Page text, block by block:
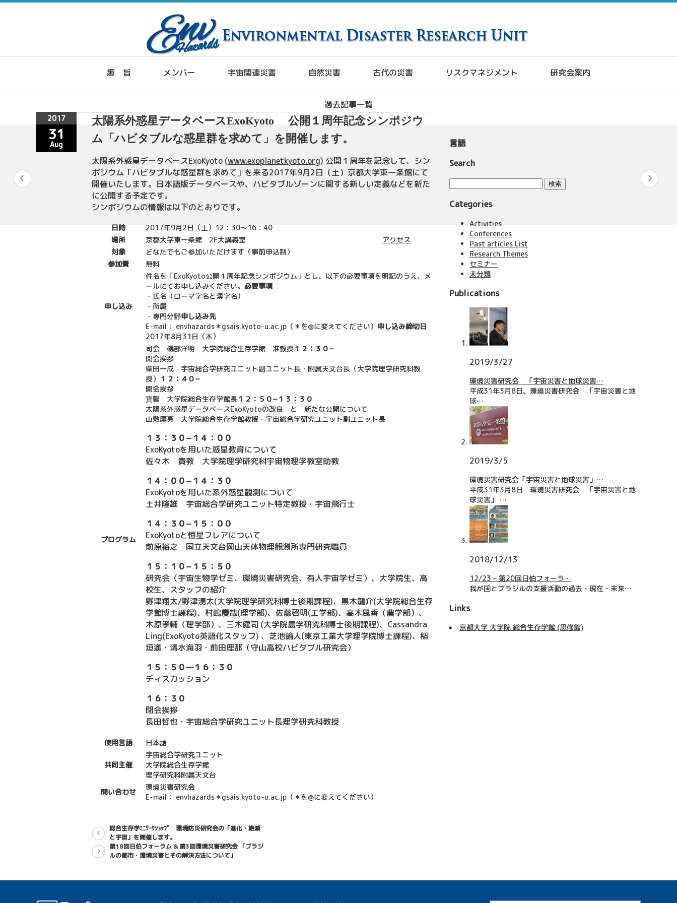
趣 旨 メンバー 宇宙関連災害 自然災害 古代の災害 リスクマネジメント 研究会案内
過去記事一覧
2017
31
Aug
太陽系外惑星データベースExoKyoto 公開１周年記念シンポジウ
ム「ハビタブルな惑星群を求めて」を開催します。
太陽系外惑星データベースExoKyoto (www.exoplanetkyoto.org) 公開１周年を記念して、シン
ポジウム「ハビタブルな惑星群を求めて」を来る2017年9月2日（土）京都大学東一条館にて
開催いたします。日本語版データベースや、ハビタブルゾーンに関する新しい定義などを新た
に公開する予定です。
シンポジウムの情報は以下のとおりです。
日時
2017年9月2日（土）12：30〜16：40
場所
京都大学東一条館 2F大講義室
アクセス
対象
どなたでもご参加いただけます（事前申込制）
参加費
無料
申し込み
件名を「ExoKyoto公開１周年記念シンポジウム」とし、以下の必要事項を明記のうえ、メ
ールにてお申し込みください。 必要事項
・氏名（ローマ字名と漢字名）
・所属
・専門分野申し込み先
E-mail： envhazards＊gsais.kyoto-u.ac.jp（＊を@に変えてください） 申し込み締切日
2017年8月31日（木）
プログラム
司会 磯部洋明 大学院総合生存学館 准教授１２：３０−
開会挨拶
柴田一成 宇宙総合学研究ユニット副ユニット長・附属天文台長（大学院理学研究科教
授） １２：４０−
開会挨拶
寶馨 大学院総合生存学館長１２：５０−１３：３０
太陽系外惑星データベースExoKyotoの改良 と 新たな公開について
山敷庸亮 大学院総合生存学館教授・宇宙総合学研究ユニット副ユニット長
１３：３０−１４：００
ExoKyotoを用いた惑星教育について
佐々木 貴教 大学院理学研究科宇宙物理学教室助教
１４：００−１４：３０
ExoKyotoを用いた系外惑星観測について
土井隆雄 宇宙総合学研究ユニット特定教授・宇宙飛行士
１４：３０−１５：００
ExoKyotoと恒星フレアについて
前原裕之 国立天文台岡山天体物理観測所専門研究職員
１５：１０−１５：５０
研究会（宇宙生物学ゼミ、環境災害研究会、有人宇宙学ゼミ）、大学院生、高
校生、スタッフの紹介
野津翔太/野津湧太(大学院理学研究科博士後期課程)、黒木龍介(大学院総合生存
学館博士課程)、村嶋慶哉(理学部)、佐藤啓明(工学部)、高木風香（農学部）、
木原孝輔（理学部）、三木健司 (大学院農学研究科博士後期課程)、Cassandra
Ling(ExoKyoto英語化スタッフ) 、芝池諭人(東京工業大学理学院博士課程)、稲
垣遙・清水海羽・前田理那（守山高校ハビタブル研究会）
１５：５０—１６：３０
ディスカッション
１６：３０
閉会挨拶
長田哲也・宇宙総合学研究ユニット長理学研究科教授
使用言語 日本語
共同主催
宇宙総合学研究ユニット
大学院総合生存学館
理学研究科附属天文台
問い合わせ
環境災害研究会
E-mail： envhazards＊gsais.kyoto-u.ac.jp（＊を@に変えてください）
総合生存学ﾐﾆﾜｰｸｼｮｯﾌﾟ 環境防災研究会の「進化・絶滅
と宇宙」を開催します。
第18回日伯フォーラム & 第3回環境災害研究会 「ブラジ
ルの都市・環境災害とその解決方法について」
言語
Search
Categories
Activities
Conferences
Past articles List
Research Themes
セミナー
未分類
Publications
2019/3/27
環境災害研究会 「宇宙災害と地球災害…
平成31年3月8日、環境災害研究会 「宇宙災害と地
球…
2019/3/5
環境災害研究会「宇宙災害と地球災害」…
平成31年3月8日 環境災害研究会 「宇宙災害と地
球災害」 …
2018/12/13
12/23 – 第20回日伯フォーラ…
我が国とブラジルの支援活動の過去・現在・未来…
Links
京都大学 大学院 総合生存学館 (思修館)
環境災害研究会「宇宙災害と地
ハビタブル惑星とテラフォーミ
Recently completed p…
12/23 – 第20回日伯フォーラ
YOXO FESTIVAL2024 YO…
第一回 総合生存学館 環境災害
研究会 講…
第一回 総合生存学館 環境災害
研究会 講…
新しく発見された気候変動現象
とその発生予…
ハビタブルな水惑星 地球 そ
して第二の地…
環境災害研究会「宇宙災害と地
球災害」 E…
ハビタブル惑星とテラフォーミ
Recently completed p…
12/23 – 第20回日伯フォーラ
ム&…
YOXO FESTIVAL2024 YO…
第一回 総合生存学館 環境災害
研究会 講…
第一回 総合生存学館 環境災害
研究会 講…
新しく発見された気候変動現象
とその発生予…
ハビタブルな水惑星 地球 そ
して第二の地…
環境災害研究会「宇宙災害と地
球災害」 E…
ハビタブル惑星とテラフォーミ
ング
Recently completed p…